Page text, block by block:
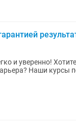
и уверенно!
Наши курсы